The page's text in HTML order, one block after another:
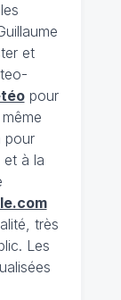
et
pour
pour
et à la
très
Les